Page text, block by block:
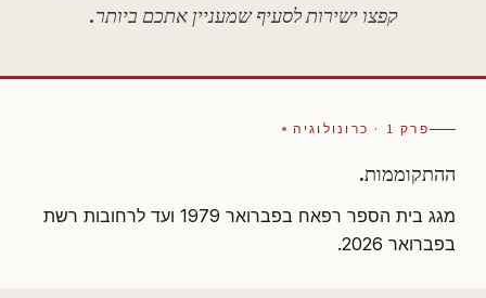
קפצו ישירות לסעיף שמעניין אתכם ביותר.
פרק 1 · כרונולוגיה
ההתקוממות.
מגג בית הספר רפאח בפברואר 1979 ועד לרחובות רשת
בפברואר 2026.